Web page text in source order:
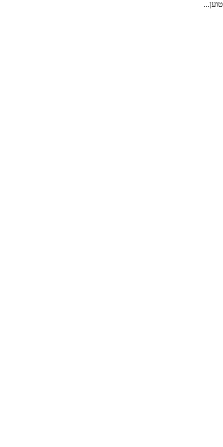
טוען...